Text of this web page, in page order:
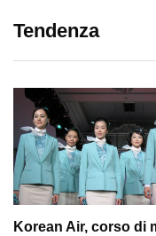
Tendenza
Korean Air, corso di